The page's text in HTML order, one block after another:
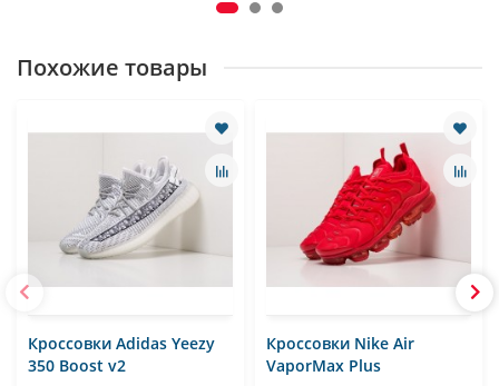
Похожие товары
Кроссовки Adidas Yeezy
350 Boost v2
Кроссовки Nike Air
VaporMax Plus